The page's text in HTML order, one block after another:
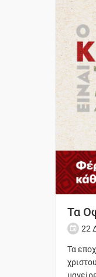
Τα
22
Τα